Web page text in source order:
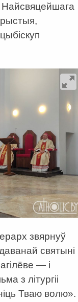
Найсвяцейшага
звярнуў
святыні
— і
з літургіі
Тваю волю».